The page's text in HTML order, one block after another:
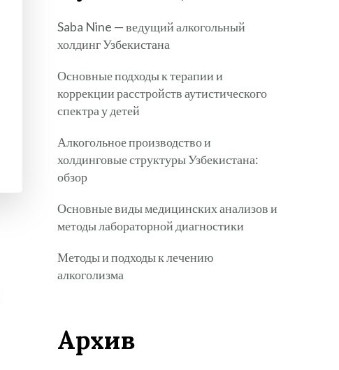
Saba Nine — ведущий алкогольный
холдинг Узбекистана
Основные подходы к терапии и
коррекции расстройств аутистического
спектра у детей
Алкогольное производство и
холдинговые структуры Узбекистана:
обзор
Основные виды медицинских анализов и
методы лабораторной диагностики
Методы и подходы к лечению
алкоголизма
Архив